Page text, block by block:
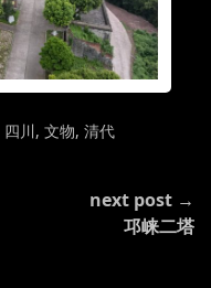
四川, 文物, 清代
next post →
邛崃二塔